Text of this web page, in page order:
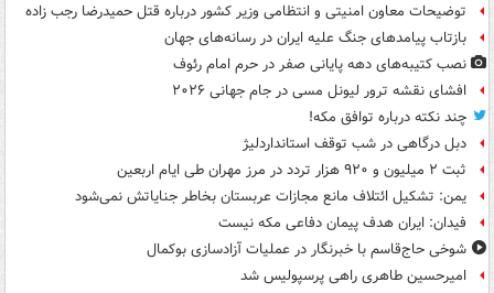
توضیحات معاون امنیتی و انتظامی وزیر کشور درباره قتل حمیدرضا رجب زاده
بازتاب پیامدهای جنگ علیه ایران در رسانه‌های جهان
نصب کتیبه‌های دهه پایانی صفر در حرم امام رئوف
افشای نقشه ترور لیونل مسی در جام جهانی ۲۰۲۶
چند نکته درباره توافق مکه!
دبل درگاهی در شب توقف استانداردلیژ
ثبت ۲ میلیون و ۹۲۰ هزار تردد در مرز مهران طی ایام اربعین
یمن: تشکیل ائتلاف مانع مجازات عربستان بخاطر جنایاتش نمی‌شود
فیدان: ایران هدف پیمان دفاعی مکه نیست
شوخی حاج‌قاسم با خبرنگار در عملیات آزادسازی بوکمال
امیرحسین طاهری راهی پرسپولیس شد